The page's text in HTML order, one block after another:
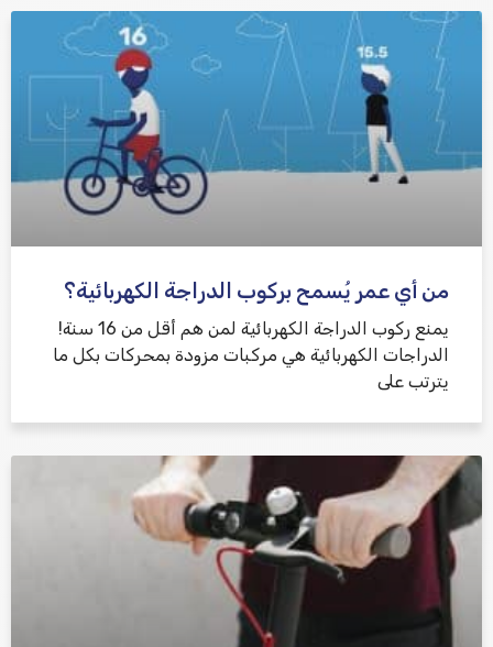
من أي عمر يُسمح بركوب الدراجة الكهربائية؟
يمنع ركوب الدراجة الكهربائية لمن هم أقل من 16 سنة!
الدراجات الكهربائية هي مركبات مزودة بمحركات بكل ما
يترتب على